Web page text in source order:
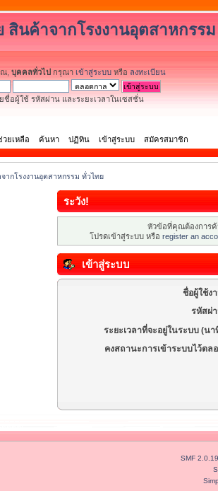
สินค้าจากโรงงานอุตสาหกรร
, บุคคลทั่วไป กรุณา เข้าสู่ระบบ หรือ ลงทะเบียน
ชื่อผู้ใช้ รหัสผ่าน และระยะเวลาในเซสชั่น
วยเหลือ ค้นหา ปฏิทิน เข้าสู่ระบบ สมัครสมาชิก
ากโรงงานอุตสาหกรรม ทั่วไทย
ระวัง!
หัวข้อที่คุณต้องการ
โปรดเข้าสู่ระบบ หรือ register an
เข้าสู่ระบบ
ชื่อผู้ใช้ง
รหัสผ่
ระยะเวลาที่จะอยู่ในระบบ (นา
คงสถานะการเข้าระบบไว้ตล
SMF 2.0.19